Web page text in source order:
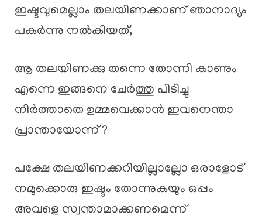
ഇഷ്ടവുമെല്ലാം തലയിണക്കാണ് ഞാനാദ്യം
പകർന്നു നൽകിയത്,
ആ തലയിണക്കു തന്നെ തോന്നി കാണും
എന്നെ ഇങ്ങനെ ചേർത്തു പിടിച്ചു
നിർത്താതെ ഉമ്മവെക്കാൻ ഇവനെന്താ
പ്രാന്തായോന്ന് ?
പക്ഷേ തലയിണക്കറിയില്ലാല്ലോ ഒരാളോട്
നമുക്കൊരു ഇഷ്ടം തോന്നുകയും ഒപ്പം
അവളെ സ്വന്താമാക്കണമെന്ന്